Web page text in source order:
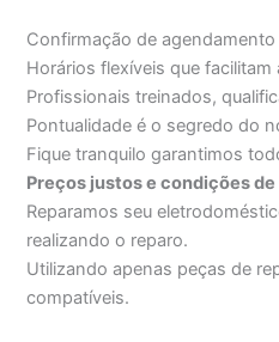
Confirmação de
Horários flexíveis que facilitam
Profissionais treinados,
Pontualidade é o segredo do
Fique tranquilo garantimos
Preços justos e condições
Reparamos seu
realizando o reparo.
Utilizando apenas peças de
compatíveis.